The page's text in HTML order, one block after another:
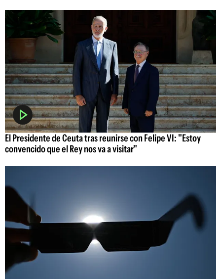
El Presidente de Ceuta tras reunirse con Felipe VI: "Estoy
convencido que el Rey nos va a visitar"